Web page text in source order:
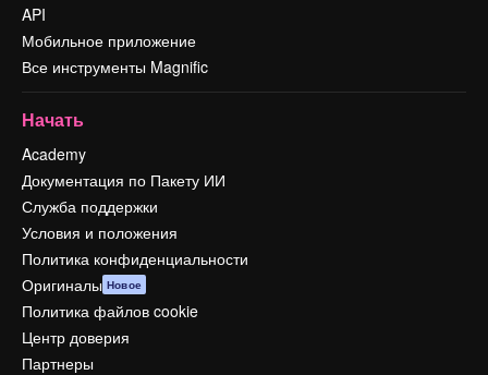
API
Мобильное приложение
Все инструменты Magnific
Начать
Academy
Документация по Пакету ИИ
Служба поддержки
Условия и положения
Политика конфиденциальности
Оригиналы Новое
Политика файлов cookie
Центр доверия
Партнеры